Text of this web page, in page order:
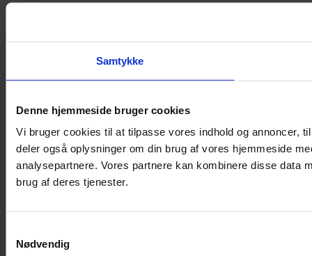
Samtykke
Denne hjemmeside bruger cookies
Vi bruger cookies til at tilpasse vores indhold og annoncer,
deler også oplysninger om din brug af vores hjemmeside
analysepartnere. Vores partnere kan kombinere disse data
brug af deres tjenester.
Nødvendig